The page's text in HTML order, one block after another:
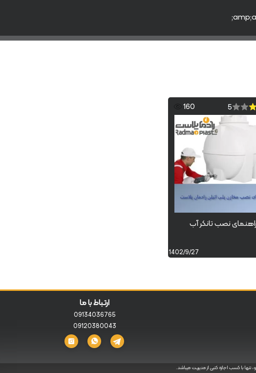
5
160
راهنمای نصب تانکر آب
1402/9/27
ارتباط با ما
09134036765
09120380043
با کسب اجازه کتبی از مدیریت میباشد.